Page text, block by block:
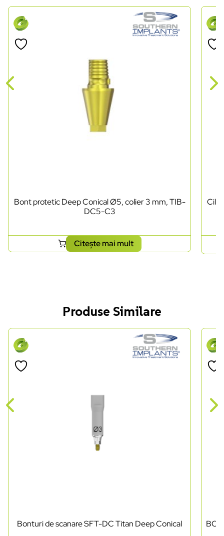
Bont protetic Deep Conical Ø5, colier 3 mm, TIB-
DC5-C3
Citește mai mult
Produse Similare
Bonturi de scanare SFT-DC Titan Deep Conical